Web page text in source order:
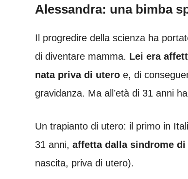
Alessandra: una bimba
Il progredire della scienza ha
di diventare mamma. Lei era
nata priva di utero e, di
gravidanza. Ma all’età di 31 anni
Un trapianto di utero: il primo in
31 anni, affetta dalla sindrome
nascita, priva di utero).